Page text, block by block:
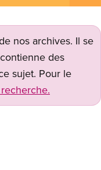
nos archives. Il se
des
sujet. Pour le